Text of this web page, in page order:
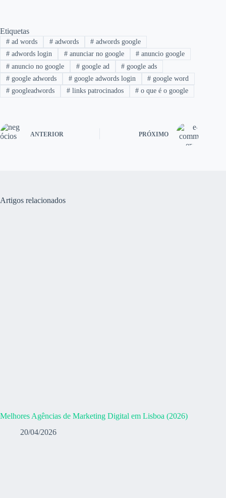
Etiquetas
#ad words #adwords # adwords google
#adwords login #anunciar no google # anuncio google
#anuncio no google #google ad # google ads
#google adwords #google adwords login # google word
#googleadwords #links patrocinados # o que é o google
ANTERIOR PRÓXIMO
Artigos relacionados
Melhores Agências de Marketing Digital em Lisboa (2026)
20/04/2026